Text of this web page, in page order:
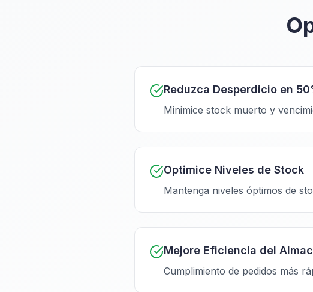
Reduzca Desperdicio en
Minimice stock muerto y
Optimice Niveles de Stock
Mantenga niveles óptimos de
Mejore Eficiencia del
Cumplimiento de pedidos más